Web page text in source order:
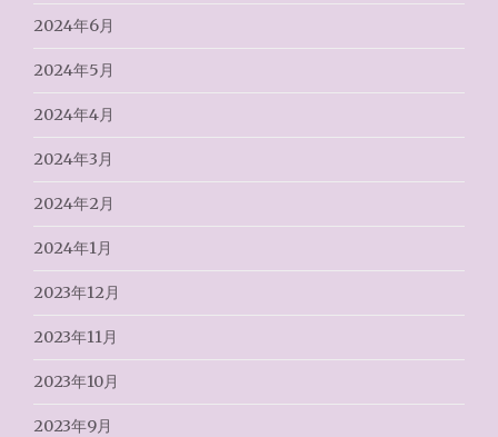
2024年6月
2024年5月
2024年4月
2024年3月
2024年2月
2024年1月
2023年12月
2023年11月
2023年10月
2023年9月